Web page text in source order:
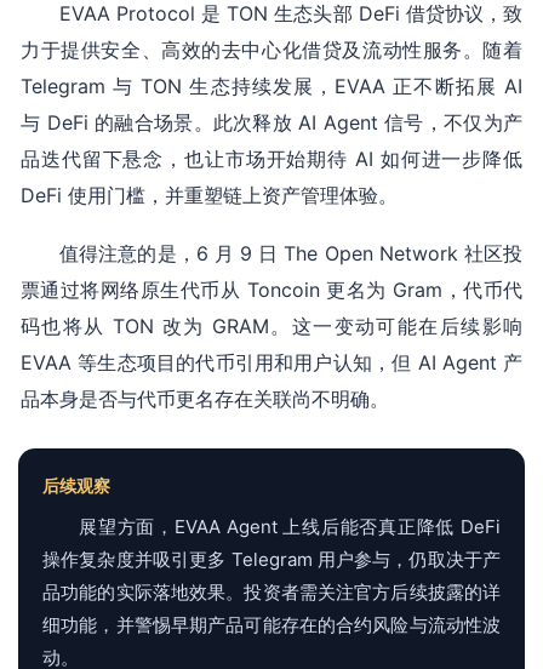
EVAA Protocol 是 TON 生态头部 DeFi 借贷协议，致
力于提供安全、高效的去中心化借贷及流动性服务。随着
Telegram 与 TON 生态持续发展，EVAA 正不断拓展 AI
与 DeFi 的融合场景。此次释放 AI Agent 信号，不仅为产
品迭代留下悬念，也让市场开始期待 AI 如何进一步降低
DeFi 使用门槛，并重塑链上资产管理体验。
值得注意的是，6 月 9 日 The Open Network 社区投
票通过将网络原生代币从 Toncoin 更名为 Gram，代币代
码也将从 TON 改为 GRAM。这一变动可能在后续影响
EVAA 等生态项目的代币引用和用户认知，但 AI Agent 产
品本身是否与代币更名存在关联尚不明确。
后续观察
展望方面，EVAA Agent 上线后能否真正降低 DeFi
操作复杂度并吸引更多 Telegram 用户参与，仍取决于产
品功能的实际落地效果。投资者需关注官方后续披露的详
细功能，并警惕早期产品可能存在的合约风险与流动性波
动。